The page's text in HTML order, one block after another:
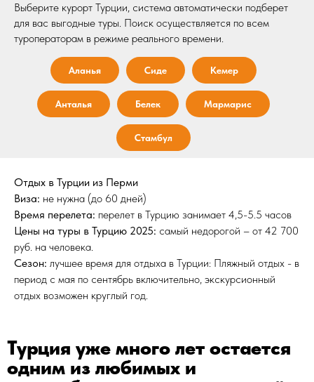
Выберите курорт Турции, система автоматически подберет
для вас выгодные туры. Поиск осуществляется по всем
туроператорам в режиме реального времени.
Аланья Сиде Кемер
Анталья Белек Мармарис
Стамбул
Отдых в Турции из Перми
Виза: не нужна (до 60 дней)
Время перелета: перелет в Турцию занимает 4,5-5.5 часов
Цены на туры в Турцию 2025: самый недорогой – от 42 700
руб. на человека.
Сезон: лучшее время для отдыха в Турции: Пляжный отдых - в
период с мая по сентябрь включительно, экскурсионный
отдых возможен круглый год.